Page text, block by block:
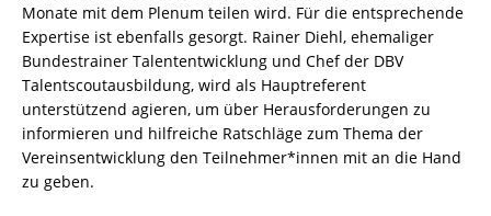
Monate mit dem Plenum teilen wird. Für die entsprechende
Expertise ist ebenfalls gesorgt. Rainer Diehl, ehemaliger
Bundestrainer Talententwicklung und Chef der DBV
Talentscoutausbildung, wird als Hauptreferent
unterstützend agieren, um über Herausforderungen zu
informieren und hilfreiche Ratschläge zum Thema der
Vereinsentwicklung den Teilnehmer*innen mit an die Hand
zu geben.